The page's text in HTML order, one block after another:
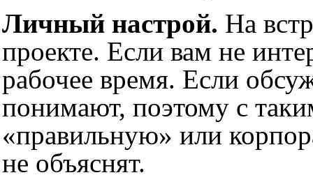
Личный настрой. На
проекте. Если вам не
рабочее время. Если
понимают, поэтому с
«правильную» или
не объяснят.